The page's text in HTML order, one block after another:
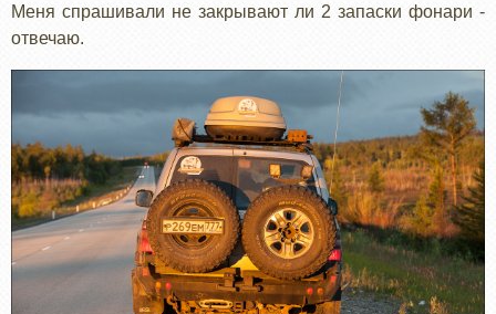
Меня спрашивали не закрывают ли 2 запаски фонари -
отвечаю.